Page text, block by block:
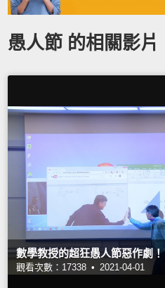
愚人節 的相關影片
數學教授的超狂愚人節惡作劇！
觀看次數：17338 • 2021-04-01